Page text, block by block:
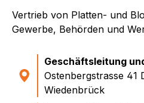
Vertrieb von Platten- und
Gewerbe, Behörden und
Geschäftsleitung
Ostenbergstrasse 41
Wiedenbrück